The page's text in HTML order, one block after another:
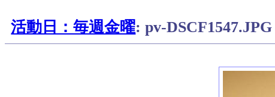
活動日：毎週金曜: pv-DSCF1547.JPG